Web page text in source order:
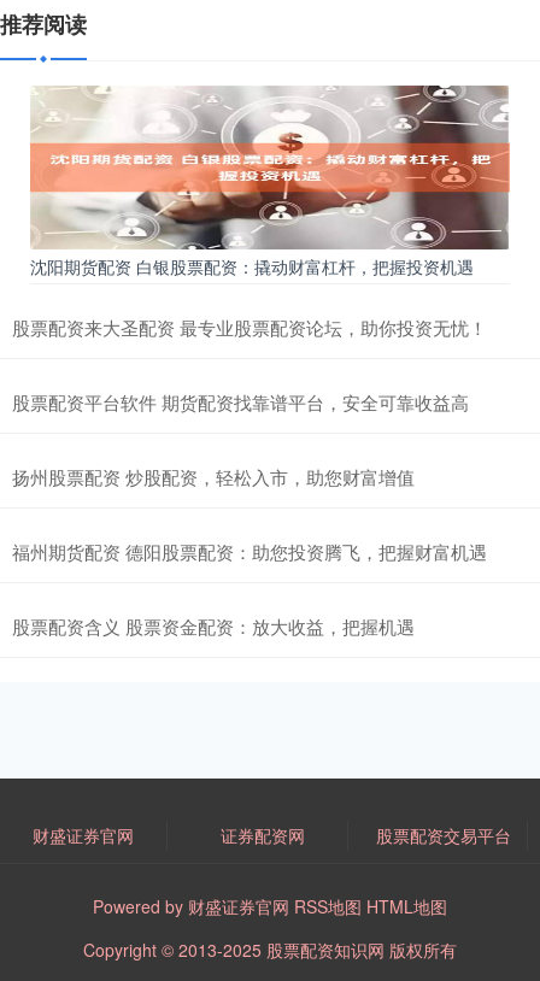
推荐阅读
沈阳期货配资 白银股票配资：撬动财富杠杆，把握投资机遇
股票配资来大圣配资 最专业股票配资论坛，助你投资无忧！
股票配资平台软件 期货配资找靠谱平台，安全可靠收益高
扬州股票配资 炒股配资，轻松入市，助您财富增值
福州期货配资 德阳股票配资：助您投资腾飞，把握财富机遇
股票配资含义 股票资金配资：放大收益，把握机遇
财盛证券官网 证券配资网 股票配资交易平台
Powered by 财盛证券官网 RSS地图 HTML地图
Copyright © 2013-2025 股票配资知识网 版权所有